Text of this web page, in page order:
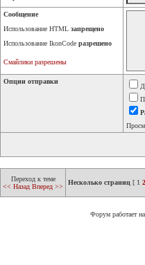
Сообщение
Использование HTML запрещено
Использование IkonCode разрешено
Смайлики разрешены
Опции отправки
Переход к теме
<< Назад Вперед >>
Несколько страниц [ 1 2
Форум работает